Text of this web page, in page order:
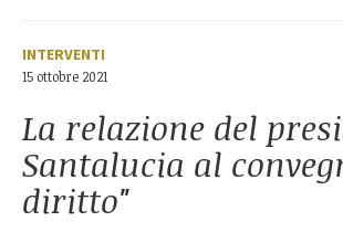
INTERVENTI
15 ottobre 2021
La relazione del
Santalucia al
diritto"